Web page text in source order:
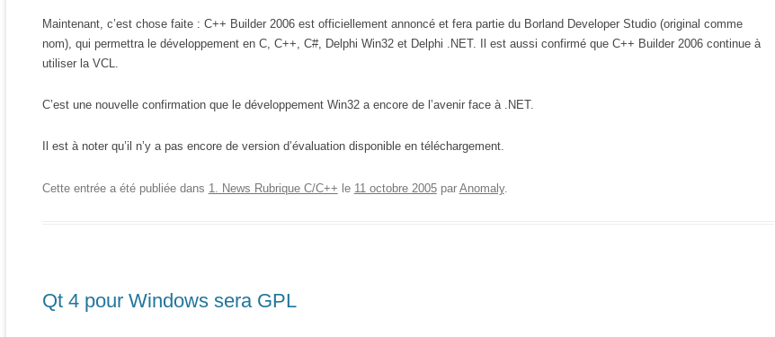
@IC INT,
@M INT;
SELECT @I = 1, @M = 1, @MOT = '';
BEGIN
-- on regarde si c'est un caractère de césure
-- si c'est un caractère de césure...
INSERT INTO @T VALUES (@M, LTRIM(@MOT), @C
);
Maintenant, c’est chose faite : C++ Builder 2006 est officiellement annoncé et fera partie du Borland Developer Studio (original comme
nom), qui permettra le développement en C, C++, C#, Delphi Win32 et Delphi .NET. Il est aussi confirmé que C++ Builder 2006 continue à
utiliser la VCL.
C’est une nouvelle confirmation que le développement Win32 a encore de l’avenir face à .NET.
Il est à noter qu’il n’y a pas encore de version d’évaluation disponible en téléchargement.
Cette entrée a été publiée dans 1. News Rubrique C/C++ le 11 octobre 2005 par Anomaly.
Qt 4 pour Windows sera GPL